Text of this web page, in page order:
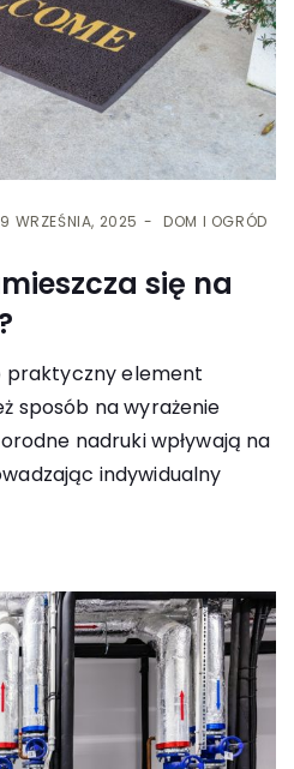
WRZEŚNIA, 2025
DOM I OGRÓD
się na
praktyczny element
sposób na wyrażenie
nadruki wpływają na
indywidualny